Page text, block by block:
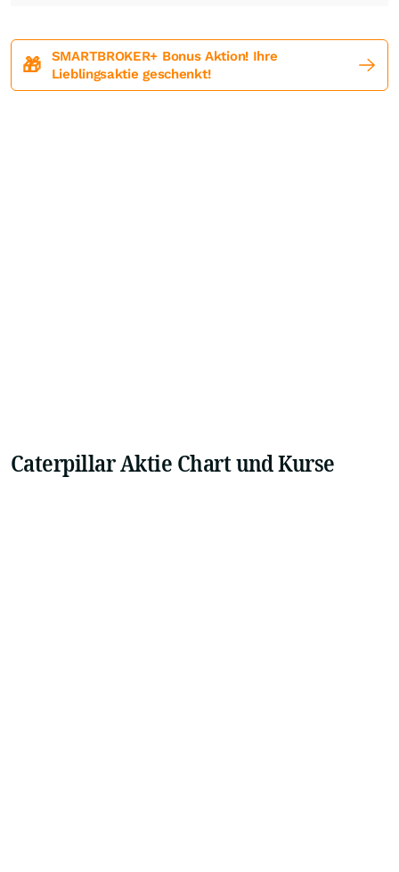
🎁
SMARTBROKER+ Bonus Aktion! Ihre
Lieblingsaktie geschenkt!
Caterpillar Aktie Chart und Kurse